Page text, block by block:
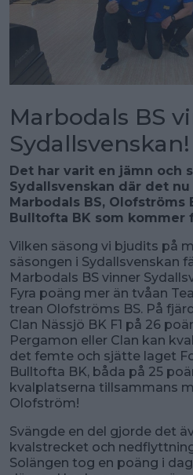
Marbodals BS
Sydallsvenskan!
Det har varit en jämn och
Sydallsvenskan där det
Marbodals BS, Olofströms
Bulltofta BK som kommer
Vilken säsong vi bjudits på
säsongen i Sydallsvenskan
Marbodals BS vinner
Fyra poäng mer än tvåan
trean Olofströms BS. På
Clan Nässjö BK F1 på 26
Pergamon eller Clan kan
det femte och sjätte laget
Bulltofta BK, båda på 25
kvalplatserna tillsammans
Olofström!
Svängde en del gjorde det
kvalstrecket och
Solängen tog en poäng i